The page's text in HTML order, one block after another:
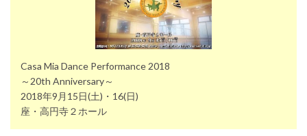
Casa Mia Dance Performance 2018
～20th Anniversary～
2018年9月15日(土)・16(日)
座・高円寺２ホール